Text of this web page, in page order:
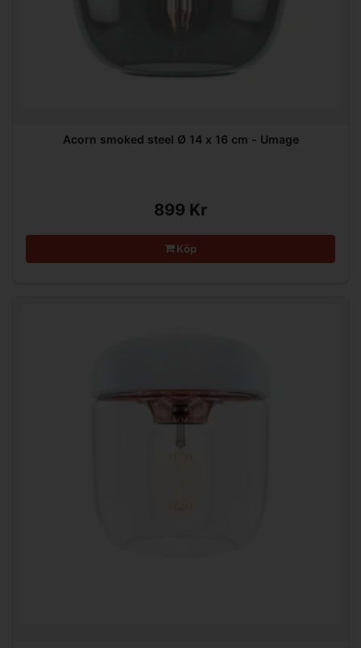
Acorn smoked steel Ø 14 x 16 cm - Umage
899 Kr
Köp